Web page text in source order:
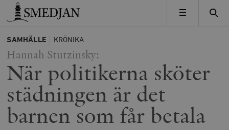
Timbro
MENY
SAMHÄLLE KRÖNIKA
Hannah Stutzinsky:
När politikerna sköter
städningen är det
barnen som får betala